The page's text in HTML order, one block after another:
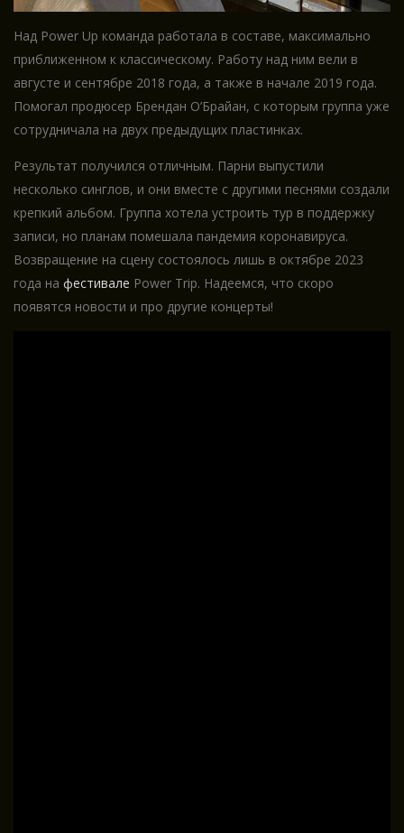
Над Power Up команда работала в составе, максимально
приближенном к классическому. Работу над ним вели в
августе и сентябре 2018 года, а также в начале 2019 года.
Помогал продюсер Брендан О’Брайан, с которым группа уже
сотрудничала на двух предыдущих пластинках.
Результат получился отличным. Парни выпустили
несколько синглов, и они вместе с другими песнями создали
крепкий альбом. Группа хотела устроить тур в поддержку
записи, но планам помешала пандемия коронавируса.
Возвращение на сцену состоялось лишь в октябре 2023
года на фестивале Power Trip. Надеемся, что скоро
появятся новости и про другие концерты!